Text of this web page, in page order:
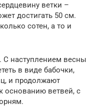
ветки –
достигать 50 см.
сотен, а то и
С наступлением весны
в виде бабочки,
и продолжают
основанию ветвей, с